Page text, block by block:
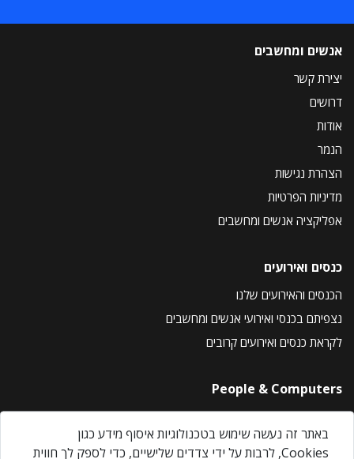
אנשים ומחשבים
יצירת קשר
דרושים
אודות
הנמר
הצהרת נגישות
מדיניות הפרטיות
אפליקציה אנשים ומחשבים
כנסים ואירועים
הכנסים והאירועים שלנו
נצפיתם בכנסי ואירועי אנשים ומחשבים
לקראת כנסים ואירועים קרובים
People & Computers
About Us
Privacy Policy
באתר זה נעשה שימוש בטכנולוגיות איסוף מידע כגון
Cookies, לרבות על ידי צדדים שלישיים, כדי לספק לך חווית